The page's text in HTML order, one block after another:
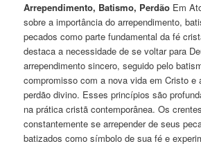
Arrependimento, Batismo, Perdão Em
sobre a importância do arrependimento,
pecados como parte fundamental da fé
destaca a necessidade de se voltar para
arrependimento sincero, seguido pelo
compromisso com a nova vida em Cristo e
perdão divino. Esses princípios são
na prática cristã contemporânea. Os
constantemente se arrepender de seus
batizados como símbolo de sua fé e